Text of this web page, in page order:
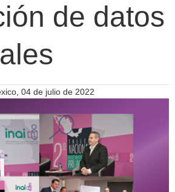
de datos
04 de julio de 2022